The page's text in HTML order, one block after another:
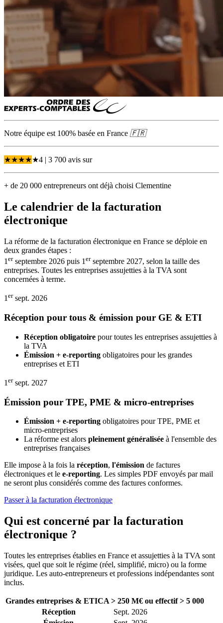
Notre équipe est 100% basée en France 🇫🇷
★★★★★4 | 3 700 avis sur
+ de 20 000 entrepreneurs ont déjà choisi Clementine
Le calendrier de la facturation
électronique
La réforme de la facturation électronique en France se déploie en
deux grandes étapes :
1 erseptembre 2026 puis 1 erseptembre 2027, selon la taille des
entreprises. Toutes les entreprises assujetties à la TVA sont
concernées à terme.
1 ersept. 2026
Réception pour tous & émission pour GE & ETI
Réception obligatoire pour toutes les entreprises assujetties à
la TVA
Émission + e-reporting obligatoires pour les grandes
entreprises et ETI
1 ersept. 2027
Émission pour TPE, PME & micro-entreprises
Émission + e-reporting obligatoires pour TPE, PME et
micro-entreprises
La réforme est alors pleinement généralisée à l'ensemble des
entreprises françaises
Elle impose à la fois la réception, l'émission de factures
électroniques et le e-reporting. Les simples PDF envoyés par mail
ne seront plus considérés comme des factures conformes.
Passer à la facturation électronique
Qui est concerné par la facturation
électronique ?
Toutes les entreprises établies en France et assujetties à la TVA sont
visées, quel que soit le régime (réel, simplifié, micro) ou la forme
juridique. Les auto-entrepreneurs et professions indépendantes sont
inclus.
Grandes entreprises & ETICA > 250 M€ ou effectif > 5 000
Réception
Sept. 2026